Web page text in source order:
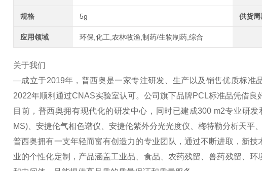
规格 5g 供货周
应用领域 环保,化工,农林牧渔,制药/生物制药,综合
关于我们
—成立于2019年，普西奥是一家专注研发、生产以及销售优质标准
2022年顺利通过CNAS实验室认可。公司旗下品牌PCL标准品凭借良
目前，普西奥拥有现代化的研发中心，同时已建成300 m2专业研
MS)、安捷伦气相色谱仪、安捷伦紫外分光光度仪、梅特勒分析天平
普西奥拥有一支年轻而富有创造力的专业团队，通过不断进取，新
业的个性化定制，产品涵盖工业品、食品、农药残留、兽药残留、